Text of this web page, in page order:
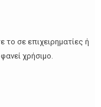
σε επιχειρηματίες ή
χρήσιμο.